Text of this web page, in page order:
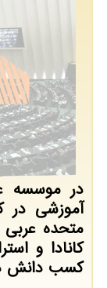
در موسسه
آموزشی در
متحده عربی
کانادا و
کسب دانش